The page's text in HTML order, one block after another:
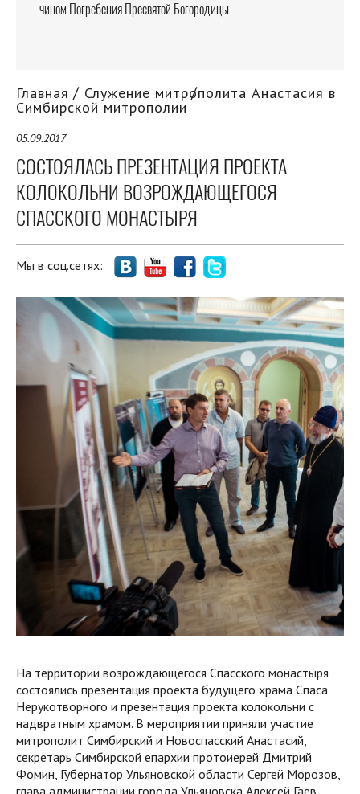
чином Погребения Пресвятой Богородицы
Главная Служение митрополита Анастасия в
Симбирской митрополии
05.09.2017
СОСТОЯЛАСЬ ПРЕЗЕНТАЦИЯ ПРОЕКТА
КОЛОКОЛЬНИ ВОЗРОЖДАЮЩЕГОСЯ
СПАССКОГО МОНАСТЫРЯ
Мы в соц.сетях:
На территории возрождающегося Спасского монастыря
состоялись презентация проекта будущего храма Спаса
Нерукотворного и презентация проекта колокольни с
надвратным храмом. В мероприятии приняли участие
митрополит Симбирский и Новоспасский Анастасий,
секретарь Симбирской епархии протоиерей Дмитрий
Фомин, Губернатор Ульяновской области Сергей Морозов,